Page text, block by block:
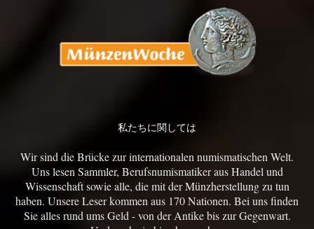
私たちに関しては
Wir sind die Brücke zur internationalen numismatischen Welt.
Uns lesen Sammler, Berufsnumismatiker aus Handel und
Wissenschaft sowie alle, die mit der Münzherstellung zu tun
haben. Unsere Leser kommen aus 170 Nationen. Bei uns finden
Sie alles rund ums Geld - von der Antike bis zur Gegenwart.